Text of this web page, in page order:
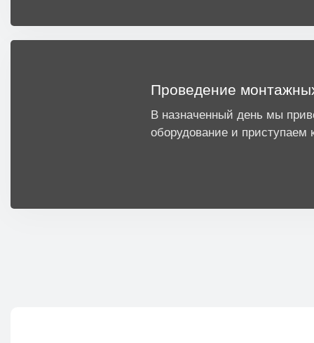
Проведение
В назначенный день мы
оборудование и приступаем